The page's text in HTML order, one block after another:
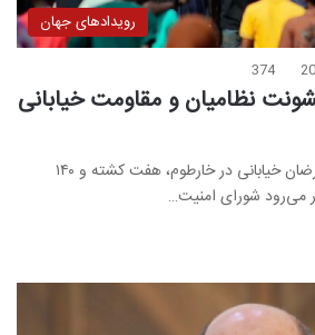
رویدادهای جهان
374
نظامیان و مقاومت خیابانی
درگیری میان سربازان و معترضان خیابانی در خارطوم، هفت کشته و ۱۴۰
می‌رود شورای امنیت…